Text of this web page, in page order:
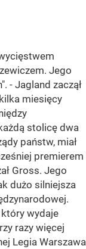
Jego
- Jagland zaczął
miesięcy
stolicę dwa
państw, miał
premierem
Gross. Jego
dużo silniejsza
wydaje
razy więcej
Legia Warszawa